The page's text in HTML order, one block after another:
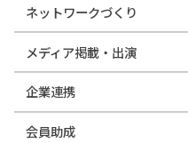
ネットワークづくり
メディア掲載・出演
企業連携
会員助成